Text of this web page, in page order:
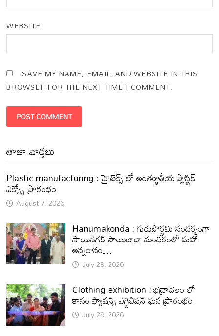
WEBSITE
SAVE MY NAME, EMAIL, AND WEBSITE IN THIS
BROWSER FOR THE NEXT TIME I COMMENT.
తాజా వార్తలు
Plastic manufacturing : హైటెక్స్ లో అంతర్జాతీయ ప్లాస్టిక్
ఎక్స్పో ప్రారంభం
August 7, 2026
Hanumakonda : గురుపౌర్ణమి సందర్భంగా
సాయినగర్‌ సాయిబాబా మందిరంలో మహా
అన్నదానం…
July 29, 2026
Clothing exhibition : భద్రాచలం లో
కాసం ఫ్యాషన్స్ ఎగ్జిబిషన్ ఘన ప్రారంభం
July 29, 2026